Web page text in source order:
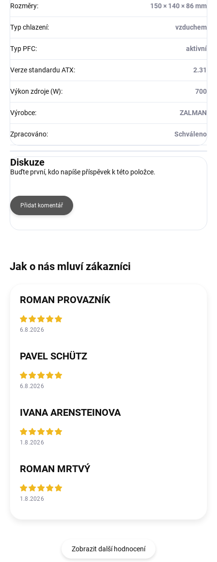
Rozměry: 150 × 140 × 86 mm
Typ chlazení: vzduchem
Typ PFC: aktivní
Verze standardu ATX: 2.31
Výkon zdroje (W): 700
Výrobce: ZALMAN
Zpracováno: Schváleno
Diskuze
Buďte první, kdo napíše příspěvek k této položce.
Přidat komentář
ROMAN PROVAZNÍK
6.8.2026
PAVEL SCHÜTZ
6.8.2026
IVANA ARENSTEINOVA
1.8.2026
ROMAN MRTVÝ
1.8.2026
Zobrazit další hodnocení